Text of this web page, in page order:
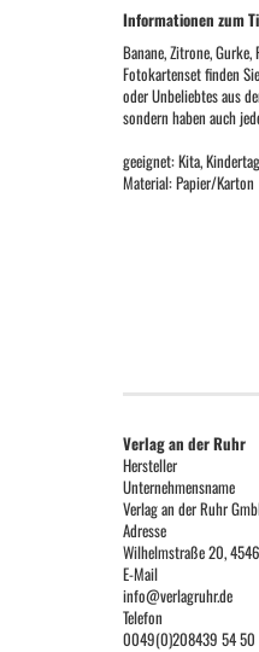
Informationen zum
Banane, Zitrone,
Fotokartenset finden
oder Unbeliebtes aus
sondern haben auch
geeignet: Kita,
Material: Papier/Karton
Verlag an der Ruhr
Hersteller
Unternehmensname
Verlag an der Ruhr
Adresse
Wilhelmstraße 20,
E-Mail
info@verlagruhr.de
Telefon
0049(0)208439 54 50